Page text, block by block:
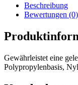
Beschreibung
Bewertungen (0)
Gewährleistet eine
Polypropylenbasis,